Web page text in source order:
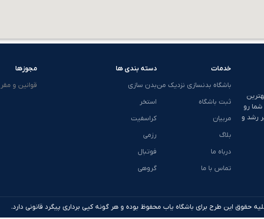
رو
رشد و
خدمات
باشگاه بدنسازی نزدیک من
ثبت باشگاه
مربیان
بلاگ
درباه ما
تماس با ما
دسته بندی ها
بدن سازی
استخر
کراسفیت
رزمی
فوتبال
گروهی
مجوزها
قوانین و
حقوق این طرح برای باشگاه یاب محفوظ بوده و هر گونه کپی برداری پیگرد قانونی دارد.